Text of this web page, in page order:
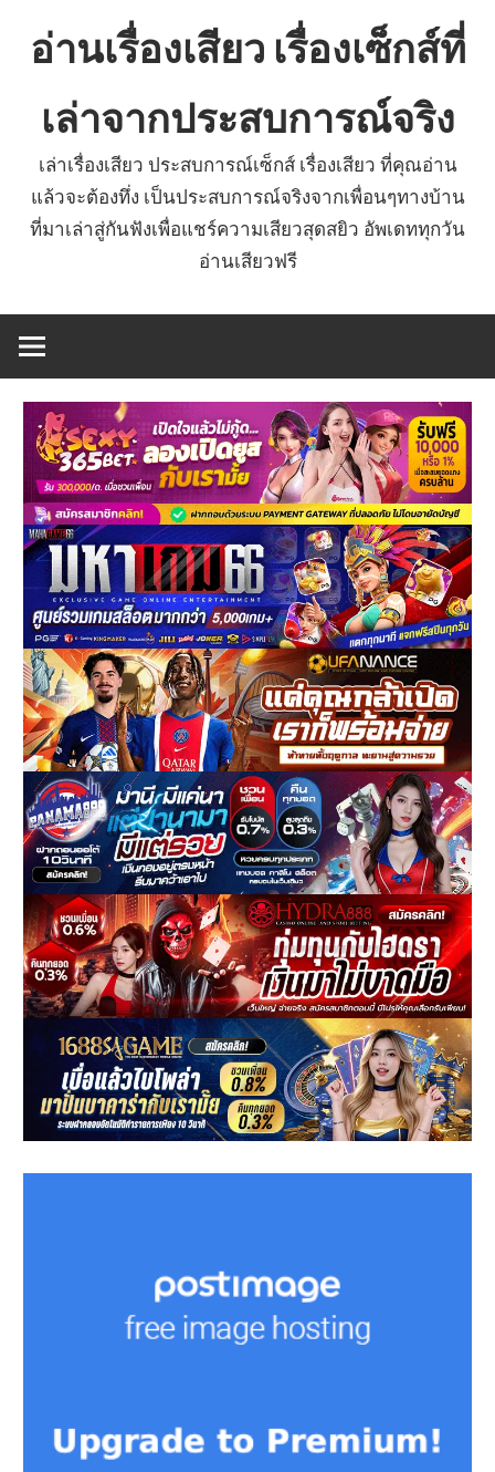
อ่านเรื่องเสียว เรื่องเซ็กส์ที่
เล่าจากประสบการณ์จริง
เล่าเรื่องเสียว ประสบการณ์เซ็กส์ เรื่องเสียว ที่คุณอ่าน
แล้วจะต้องทึ่ง เป็นประสบการณ์จริงจากเพื่อนๆทางบ้าน
ที่มาเล่าสู่กันฟังเพื่อแชร์ความเสียวสุดสยิว อัพเดททุกวัน
อ่านเสียวฟรี